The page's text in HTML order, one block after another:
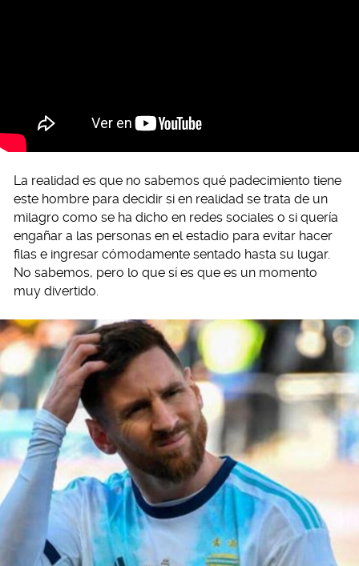
La realidad es que no sabemos qué padecimiento tiene
este hombre para decidir si en realidad se trata de un
milagro como se ha dicho en redes sociales o si quería
engañar a las personas en el estadio para evitar hacer
filas e ingresar cómodamente sentado hasta su lugar.
No sabemos, pero lo que sí es que es un momento
muy divertido.